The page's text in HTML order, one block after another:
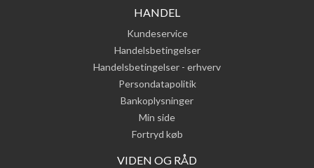
HANDEL
Kundeservice
Handelsbetingelser
Handelsbetingelser - erhverv
Persondatapolitik
Bankoplysninger
Min side
Fortryd køb
VIDEN OG RÅD